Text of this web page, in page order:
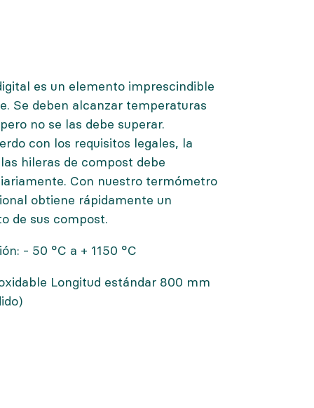
es un elemento imprescindible
Se deben alcanzar temperaturas
no se las debe superar.
con los requisitos legales, la
hileras de compost debe
Con nuestro termómetro
obtiene rápidamente un
de sus compost.
- 50 °C a + 1150 °C
Longitud estándar 800 mm